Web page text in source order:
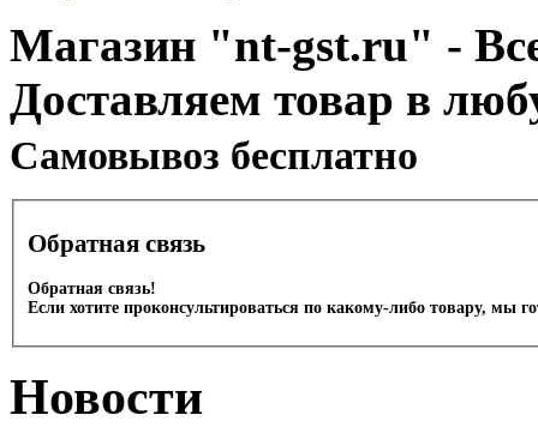
Магазин "nt-gst.ru" -
Доставляем товар в
Cамовывоз бесплатно
Обратная связь
Обратная связь!
Если хотите проконсультироваться по какому-либо товару, мы
Новости